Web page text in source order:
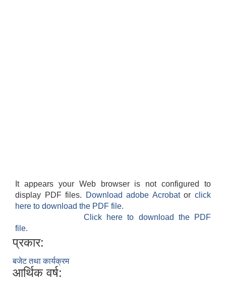
It appears your Web browser is not configured to
display PDF files.
Download adobe Acrobatorclick
here to download the PDF file.
Click here to download the PDF
file.
प्रकार:
बजेट तथा कार्यक्रम
आर्थिक वर्ष: